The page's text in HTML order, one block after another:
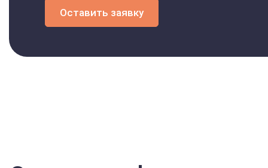
Оставить заявку